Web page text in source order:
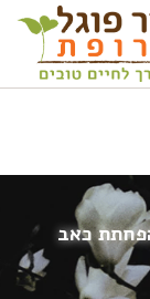
בריאה?
כאב